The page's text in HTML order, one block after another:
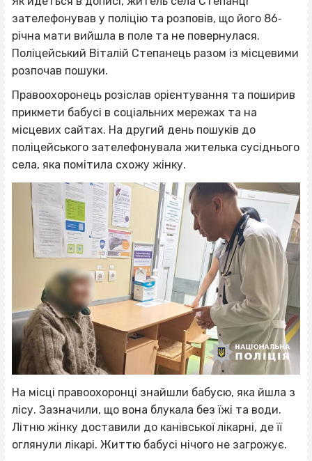
зателефонував у поліцію та розповів, що його 86‐
річна мати вийшла в поле та не повернулася.
Поліцейський Віталій Степанець разом із місцевими
розпочав пошуки.
Правоохоронець розіслав орієнтування та поширив
прикмети бабусі в соціальних мережах та на
місцевих сайтах. На другий день пошуків до
поліцейського зателефонувала жителька сусіднього
села, яка помітила схожу жінку.
На місці правоохоронці знайшли бабусю, яка йшла з
лісу. Зазначили, що вона блукала без їжі та води.
Літню жінку доставили до канівської лікарні, де її
оглянули лікарі. Життю бабусі нічого не загрожує.